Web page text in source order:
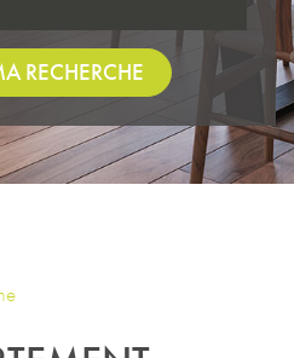
RECHERCHE